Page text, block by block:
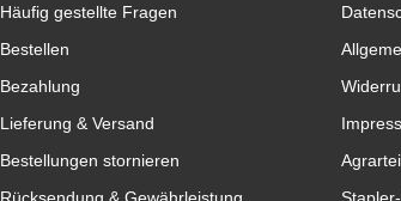
Häufig gestellte Fragen
Bestellen
Bezahlung
Lieferung & Versand
Bestellungen stornieren
Rücksendung & Gewährleistung